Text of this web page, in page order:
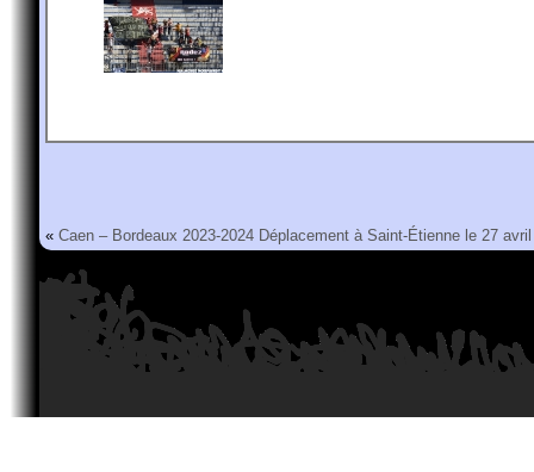
« Caen – Bordeaux 2023-2024 Déplacement à Saint-Étienne le 27